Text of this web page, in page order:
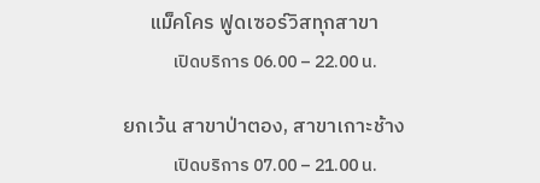
แม็คโคร ฟูดเซอร์วิสทุกสาขา
เปิดบริการ 06.00 – 22.00 น.
ยกเว้น สาขาป่าตอง, สาขาเกาะช้าง
เปิดบริการ 07.00 – 21.00 น.